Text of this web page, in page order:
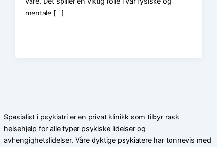
mentale […]
Spesialist i psykiatri er en privat klinikk som tilbyr rask
helsehjelp for alle typer psykiske lidelser og
avhengighetslidelser. Våre dyktige psykiatere har tonnevis med